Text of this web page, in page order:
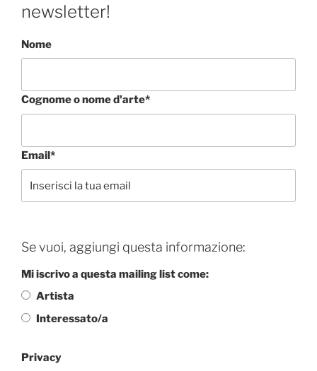
newsletter!
Nome
Cognome o nome d'arte*
Email*
Se vuoi, aggiungi questa informazione:
Mi iscrivo a questa mailing list come:
Artista
Interessato/a
Privacy